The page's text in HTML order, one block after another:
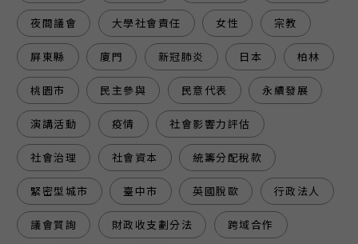
夜間議會 大學社會責任 女性 宗教
屏東縣 廈門 新冠肺炎 日本 柏林
桃園市 民主參與 民意代表 永續發展
演講活動 疫情 社會影響力評估
社會治理 社會資本 統籌分配稅款
緊密型城市 臺中市 英國脫歐 行政法人
議會質詢 財政收支劃分法 跨域合作